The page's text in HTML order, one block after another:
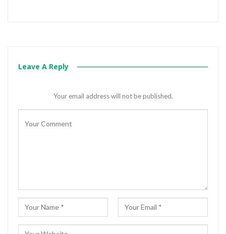
Leave A Reply
Your email address will not be published.